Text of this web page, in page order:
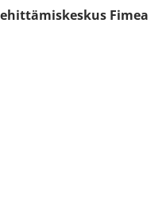
Fimea